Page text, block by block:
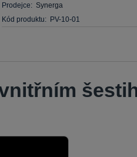
Prodejce: Synerga
Kód produktu: PV-10-01